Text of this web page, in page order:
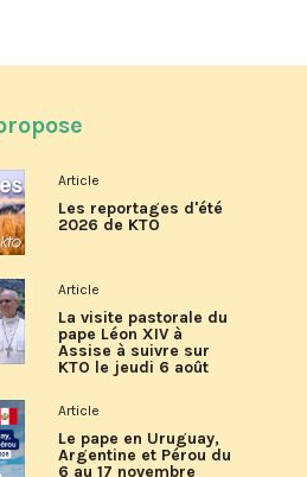
Article
Les reportages d'été
2026 de KTO
Article
La visite pastorale du
pape Léon XIV à
Assise à suivre sur
KTO le jeudi 6 août
Article
Le pape en Uruguay,
Argentine et Pérou du
6 au 17 novembre